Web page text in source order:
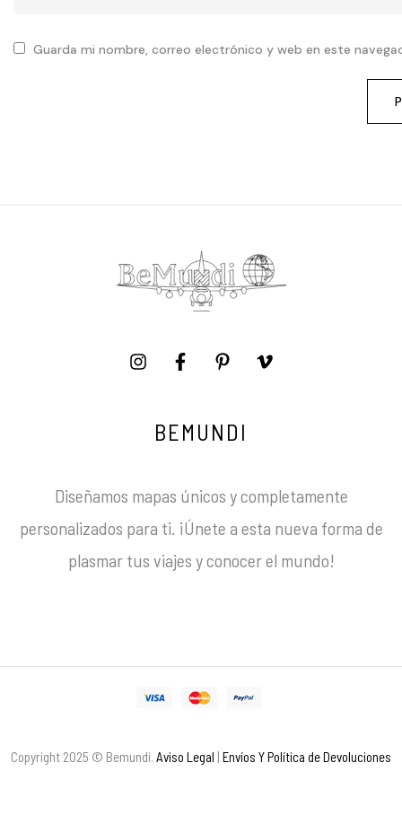
Guarda mi nombre, correo electrónico y web en este
BEMUNDI
Diseñamos mapas únicos y completamente
personalizados para ti. ¡Únete a esta nueva forma de
plasmar tus viajes y conocer el mundo!
Copyright 2025 © Bemundi. Aviso Legal Envíos Y Política de Devoluciones